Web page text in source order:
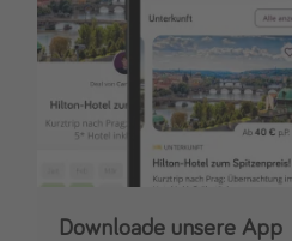
Downloade unsere App